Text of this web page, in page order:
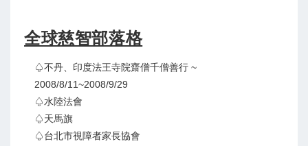
全球慈智部落格
♤不丹、印度法王寺院齋僧千僧善行 ~
2008/8/11~2008/9/29
♤水陸法會
♤天馬旗
♤台北市視障者家長協會